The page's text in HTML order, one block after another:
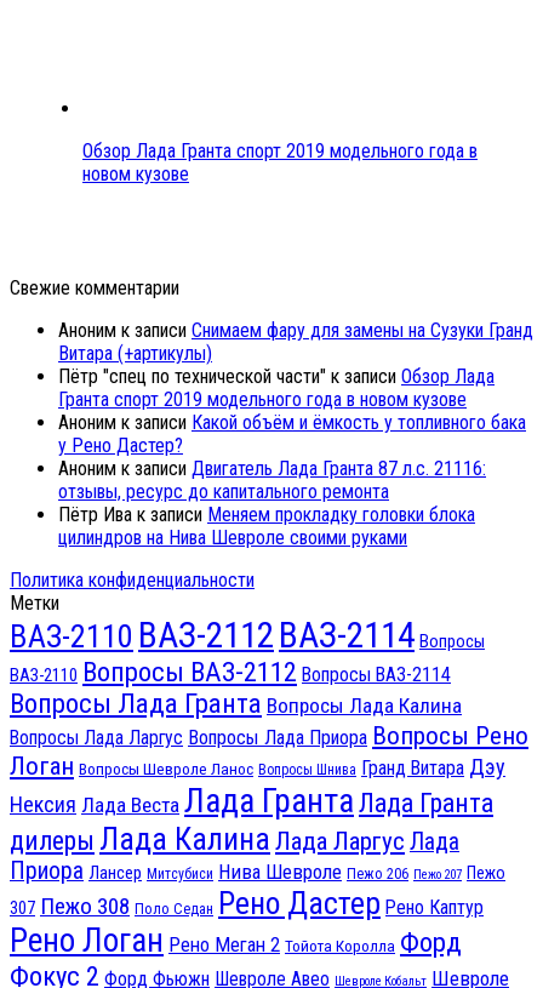
Обзор Лада Гранта спорт 2019 модельного года в
новом кузове
Свежие комментарии
Аноним к записи Снимаем фару для замены на Сузуки Гранд
Витара (+артикулы)
Пётр "спец по технической части" к записи Обзор Лада
Гранта спорт 2019 модельного года в новом кузове
Аноним к записи Какой объём и ёмкость у топливного бака
у Рено Дастер?
Аноним к записи Двигатель Лада Гранта 87 л.с. 21116:
отзывы, ресурс до капитального ремонта
Пётр Ива к записи Меняем прокладку головки блока
цилиндров на Нива Шевроле своими руками
Политика конфиденциальности
Метки
ВАЗ-2110 ВАЗ-2112 ВАЗ-2114 Вопросы
ВАЗ-2110 Вопросы ВАЗ-2112 Вопросы ВАЗ-2114
Вопросы Лада Гранта Вопросы Лада Калина
Вопросы Лада Ларгус Вопросы Лада Приора Вопросы Рено
Логан Вопросы Шевроле Ланос Вопросы Шнива Гранд Витара Дэу
Нексия Лада Веста Лада Гранта Лада Гранта
дилеры Лада Калина Лада Ларгус Лада
Приора Лансер Митсубиси Нива Шевроле Пежо 206 Пежо 207 Пежо
307 Пежо 308 Поло Седан Рено Дастер Рено Каптур
Рено Логан Рено Меган 2 Тойота Королла Форд
Фокус 2 Форд Фьюжн Шевроле Авео Шевроле Кобальт Шевроле